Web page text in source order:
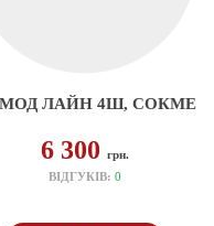
ЛАЙН 4Ш, СОКМЕ
6 300 грн.
ВІДГУКІВ: 0